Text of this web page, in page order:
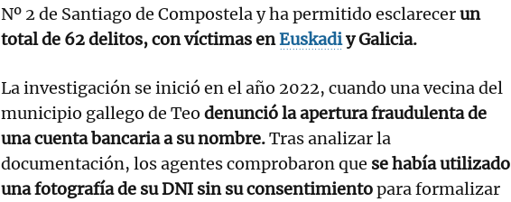
Nº 2 de Santiago de Compostela y ha permitido esclarecerun
total de 62 delitos, con víctimas enEuskadiy Galicia.
La investigación se inició en el año 2022, cuando una vecina del
municipio gallego de Teo denunció la apertura fraudulenta de
una cuenta bancaria a su nombre.Tras analizar la
documentación, los agentes comprobaron que se había utilizado
una fotografía de su DNI sin su consentimientopara formalizar